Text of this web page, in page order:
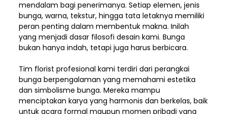
mendalam bagi penerimanya. Setiap elemen, jenis
bunga, warna, tekstur, hingga tata letaknya memiliki
peran penting dalam membentuk makna. Inilah
yang menjadi dasar filosofi desain kami. Bunga
bukan hanya indah, tetapi juga harus berbicara.
Tim florist profesional kami terdiri dari perangkai
bunga berpengalaman yang memahami estetika
dan simbolisme bunga. Mereka mampu
menciptakan karya yang harmonis dan berkelas, baik
untuk acara formal maupun momen pribadi yang